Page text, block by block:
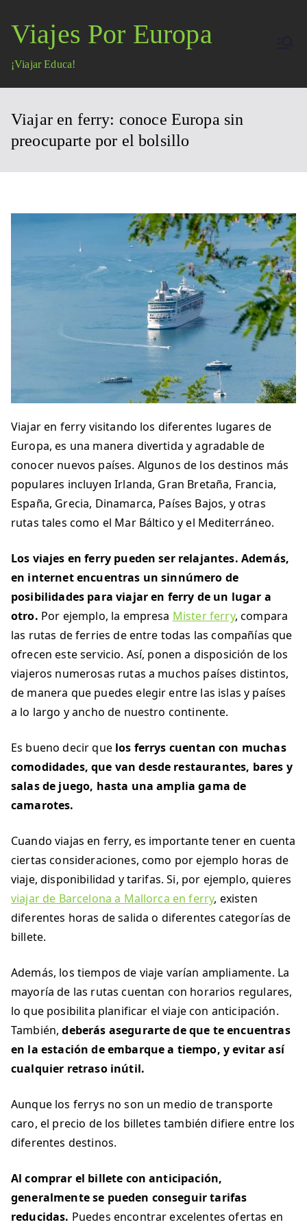
contenido
Viajes Por Europa
¡Viajar Educa!
Viajar en ferry: conoce Europa sin
preocuparte por el bolsillo
Viajar en ferry visitando los diferentes lugares de
Europa, es una manera divertida y agradable de
conocer nuevos países. Algunos de los destinos más
populares incluyen Irlanda, Gran Bretaña, Francia,
España, Grecia, Dinamarca, Países Bajos, y otras
rutas tales como el Mar Báltico y el Mediterráneo.
Los viajes en ferry pueden ser relajantes. Además,
en internet encuentras un sinnúmero de
posibilidades para viajar en ferry de un lugar a
otro. Por ejemplo, la empresa Mister ferry, compara
las rutas de ferries de entre todas las compañías que
ofrecen este servicio. Así, ponen a disposición de los
viajeros numerosas rutas a muchos países distintos,
de manera que puedes elegir entre las islas y países
a lo largo y ancho de nuestro continente.
Es bueno decir que los ferrys cuentan con muchas
comodidades, que van desde restaurantes, bares y
salas de juego, hasta una amplia gama de
camarotes.
Cuando viajas en ferry, es importante tener en cuenta
ciertas consideraciones, como por ejemplo horas de
viaje, disponibilidad y tarifas. Si, por ejemplo, quieres
viajar de Barcelona a Mallorca en ferry, existen
diferentes horas de salida o diferentes categorías de
billete.
Además, los tiempos de viaje varían ampliamente. La
mayoría de las rutas cuentan con horarios regulares,
lo que posibilita planificar el viaje con anticipación.
También,deberás asegurarte de que te encuentras
en la estación de embarque a tiempo, y evitar así
cualquier retraso inútil.
Aunque los ferrys no son un medio de transporte
caro, el precio de los billetes también difiere entre los
diferentes destinos.
Al comprar el billete con anticipación,
generalmente se pueden conseguir tarifas
reducidas. Puedes encontrar excelentes ofertas en